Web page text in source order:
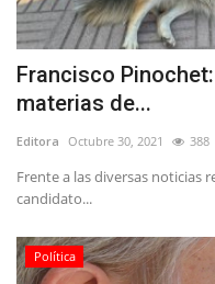
Francisco
materias de...
Editora Octubre 30, 2021 388
Frente a las diversas noticias
candidato...
Política